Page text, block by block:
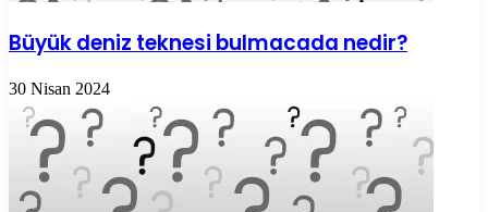
Büyük deniz teknesi bulmacada nedir?
30 Nisan 2024